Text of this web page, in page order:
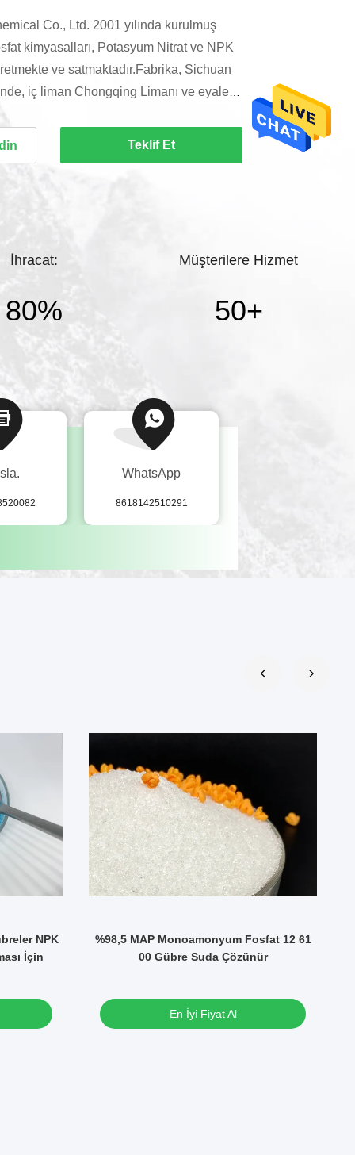
Co., Ltd. 2001 yılında kurulmuş
kimyasalları, Potasyum Nitrat ve NPK
ve satmaktadır.Fabrika, Sichuan
iç liman Chongqing Limanı ve eyalet
yakınında yer almaktadır.30000 m2'lik
Teklif Et
İhracat:
80%
Müşterilere Hizmet
50+
WhatsApp
8618142510291
NPK
İçin
%98,5 MAP Monoamonyum Fosfat 12 61
00 Gübre Suda Çözünür
En İyi Fiyat Al